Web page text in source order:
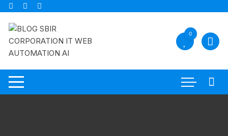
Aller
contenu
0